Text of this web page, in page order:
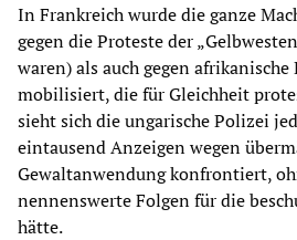
In Frankreich wurde die ganze
gegen die Proteste der
waren) als auch gegen
mobilisiert, die für Gleichheit
sieht sich die ungarische Polizei
eintausend Anzeigen wegen
Gewaltanwendung konfrontiert,
nennenswerte Folgen für die
hätte.